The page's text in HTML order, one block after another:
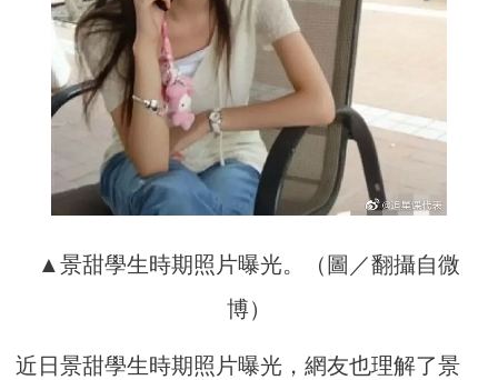
▲景甜學生時期照片曝光。（圖／翻攝自微
博）
近日景甜學生時期照片曝光，網友也理解了景